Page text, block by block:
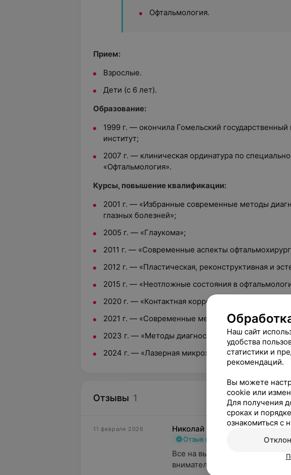
Офтальмология.
Прием:
Взрослые.
Дети (с 6 лет).
Образование:
1999 г. — окончила Гомельский
институт;
2007 г. — клиническая ординатура по
«Офтальмология».
Курсы, повышение квалификации:
2001 г. — «Избранные современные методы
глазных болезней»;
2005 г. — «Глаукома»;
2011 г. — «Современные аспекты
2012 г. — «Пластическая, реконструктивная и
2015 г. — «Неотложные состояния в
2020 г. — «Контактная коррекция органа зрения»;
2021 г. — «Современные методы диагностики и
2023 г. — «Методы диагностики и лечения
2024 г. — «Лазерная микрохирургия глаза».
Отзывы 1 5.0
11 февраля 2026 Николай
Отзыв подтвержден
Все на высшем уровне!
внимательная и приятная
Наш сайт
удобства
статистики и
рекомендаций.
Вы можете
cookie или
Для получения
сроках и
ознакомиться с